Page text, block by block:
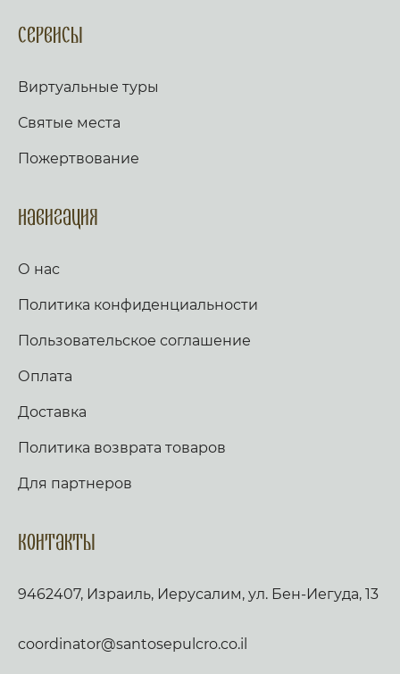
Сервисы
Виртуальные туры
Святые места
Пожертвование
Навигация
О нас
Политика конфиденциальности
Пользовательское соглашение
Оплата
Доставка
Политика возврата товаров
Для партнеров
Контакты
9462407, Израиль, Иерусалим, ул. Бен-Иегуда, 13
coordinator@santosepulcro.co.il